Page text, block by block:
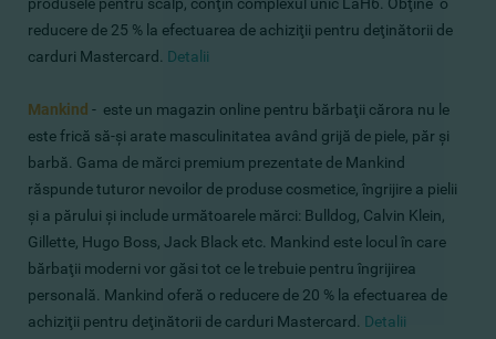
reducere de 25 % la efectuarea de achiziţii pentru deţinătorii de
carduri Mastercard. Detalii
Mankind - este un magazin online pentru bărbaţii cărora nu le
este frică să-şi arate masculinitatea având grijă de piele, păr şi
barbă. Gama de mărci premium prezentate de Mankind
răspunde tuturor nevoilor de produse cosmetice, îngrijire a pielii
şi a părului şi include următoarele mărci: Bulldog, Calvin Klein,
Gillette, Hugo Boss, Jack Black etc. Mankind este locul în care
bărbaţii moderni vor găsi tot ce le trebuie pentru îngrijirea
personală. Mankind oferă o reducere de 20 % la efectuarea de
achiziţii pentru deţinătorii de carduri Mastercard.
Detalii